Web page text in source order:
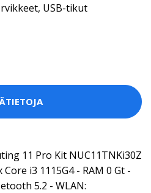
, USB-tikut
11 Pro Kit NUC11TNKi30Z
i3 1115G4 - RAM 0 Gt -
5.2 - WLAN: